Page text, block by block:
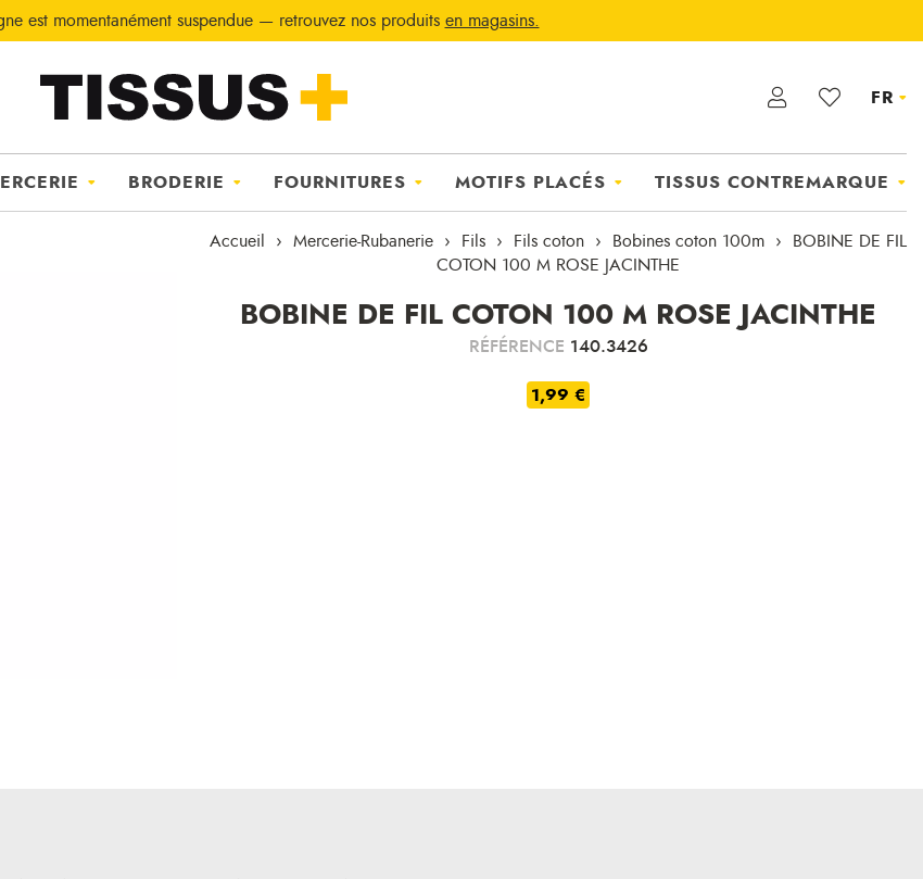
est momentanément suspendue — retrouvez nos produits en magasins.
FR
BRODERIE FOURNITURES MOTIFS PLACÉS TISSUS CONTREMARQUE
Accueil Mercerie-Rubanerie Fils Fils coton Bobines coton 100m
BOBINE DE FIL
COTON 100 M ROSE JACINTHE
BOBINE DE FIL COTON 100 M ROSE JACINTHE
RÉFÉRENCE 140.3426
1,99 €